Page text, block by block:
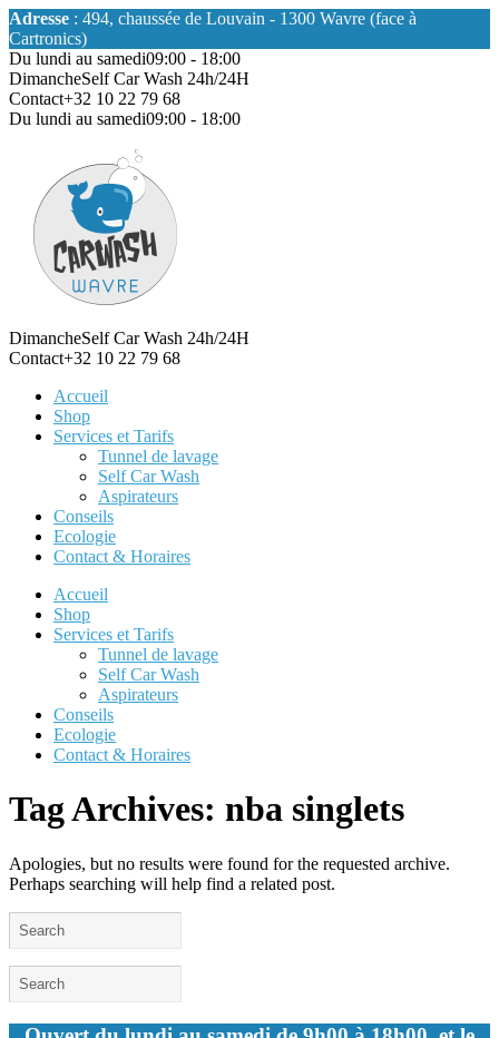
Adresse : 494, chaussée de Louvain - 1300 Wavre (face à
Cartronics)
Du lundi au samedi09:00 - 18:00
DimancheSelf Car Wash 24h/24H
Contact+32 10 22 79 68
Du lundi au samedi09:00 - 18:00
DimancheSelf Car Wash 24h/24H
Contact+32 10 22 79 68
Accueil
Shop
Services et Tarifs
Tunnel de lavage
Self Car Wash
Aspirateurs
Conseils
Ecologie
Contact & Horaires
Accueil
Shop
Services et Tarifs
Tunnel de lavage
Self Car Wash
Aspirateurs
Conseils
Ecologie
Contact & Horaires
Tag Archives: nba singlets
Apologies, but no results were found for the requested archive.
Perhaps searching will help find a related post.